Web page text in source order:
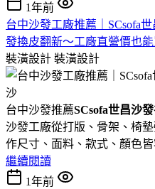
1年前
台中沙發工廠推薦｜SCsofa
發換皮翻新～工廠直營價也能
裝潢設計 裝潢設計
台中沙發推薦SCsofa世昌沙發
沙發工廠從打版、骨架、椅
作尺寸、面料、款式、顏色
繼續閱讀
1年前